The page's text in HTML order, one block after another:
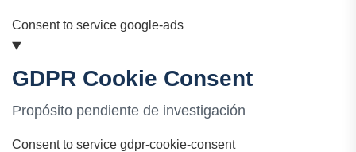
Consent to service google-ads
GDPR Cookie Consent
Propósito pendiente de investigación
Consent to service gdpr-cookie-consent